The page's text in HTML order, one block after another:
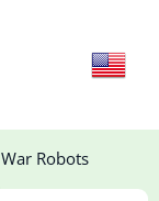
War Robots